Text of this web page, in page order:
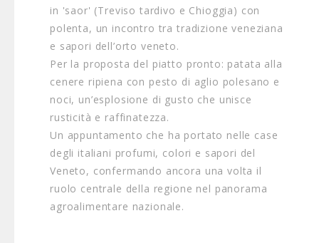
in 'saor' (Treviso tardivo e Chioggia) con
polenta, un incontro tra tradizione veneziana
e sapori dell’orto veneto.
Per la proposta del piatto pronto: patata alla
cenere ripiena con pesto di aglio polesano e
noci, un’esplosione di gusto che unisce
rusticità e raffinatezza.
Un appuntamento che ha portato nelle case
degli italiani profumi, colori e sapori del
Veneto, confermando ancora una volta il
ruolo centrale della regione nel panorama
agroalimentare nazionale.